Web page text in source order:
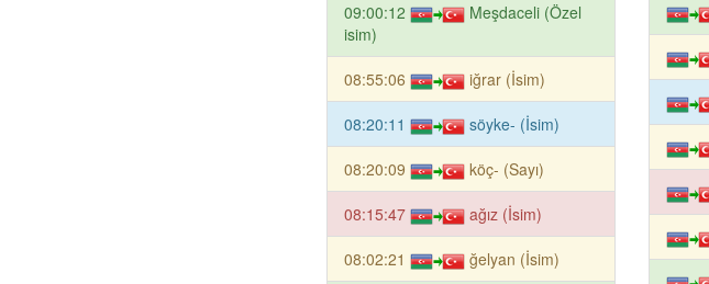
09:00:12
Meşdaceli (Özel
isim)
08:55:06 iğrar (İsim)
08:20:11 söyke- (İsim)
08:20:09 köç- (Sayı)
08:15:47 ağız (İsim)
08:02:21 ğelyan (İsim)